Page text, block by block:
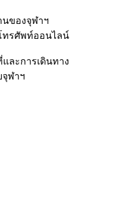
นของจุฬาฯ
ทรศัพท์ออนไลน์
ละการเดินทาง
ฬาฯ